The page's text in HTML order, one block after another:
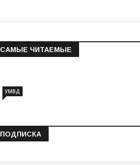
САМЫЕ ЧИТАЕМЫЕ
Информация о состоянии
УМВД
ПОДПИСКА